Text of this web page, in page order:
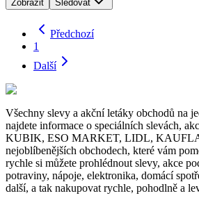
Zobrazit Sledovat
Předchozí
1
Další
Všechny slevy a akční letáky obchodů na
najdete informace o speciálních slevách,
KUBIK, ESO MARKET, LIDL,
nejoblíbenějších obchodech, které vám
rychle si můžete prohlédnout slevy, akce
potraviny, nápoje, elektronika, domácí
další, a tak nakupovat rychle, pohodlně a